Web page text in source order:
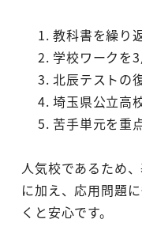
教科書を繰り
学校ワークを
北辰テストの
埼玉県公立高
苦手単元を重
人気校であるため
に加え、応用問題
くと安心です。